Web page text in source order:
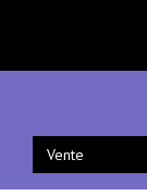
Vente